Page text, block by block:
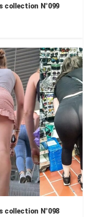
collection N°099
collection N°098